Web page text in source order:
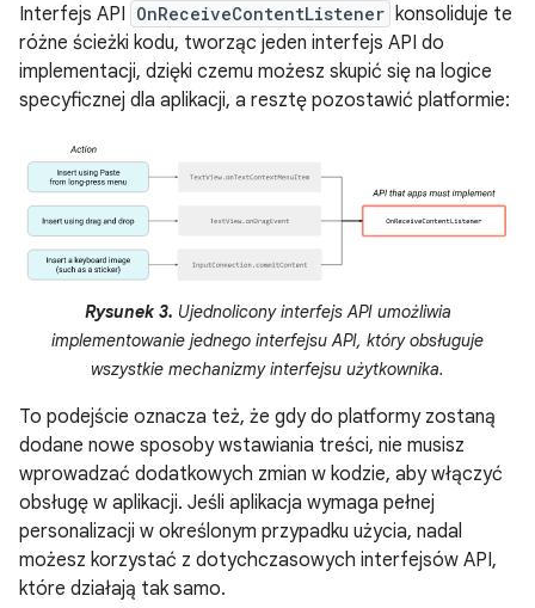
Interfejs API OnReceiveContentListener konsoliduje te
różne ścieżki kodu, tworząc jeden interfejs API do
implementacji, dzięki czemu możesz skupić się na logice
specyficznej dla aplikacji, a resztę pozostawić platformie:
Rysunek 3. Ujednolicony interfejs API umożliwia
implementowanie jednego interfejsu API, który obsługuje
wszystkie mechanizmy interfejsu użytkownika.
To podejście oznacza też, że gdy do platformy zostaną
dodane nowe sposoby wstawiania treści, nie musisz
wprowadzać dodatkowych zmian w kodzie, aby włączyć
obsługę w aplikacji. Jeśli aplikacja wymaga pełnej
personalizacji w określonym przypadku użycia, nadal
możesz korzystać z dotychczasowych interfejsów API,
które działają tak samo.